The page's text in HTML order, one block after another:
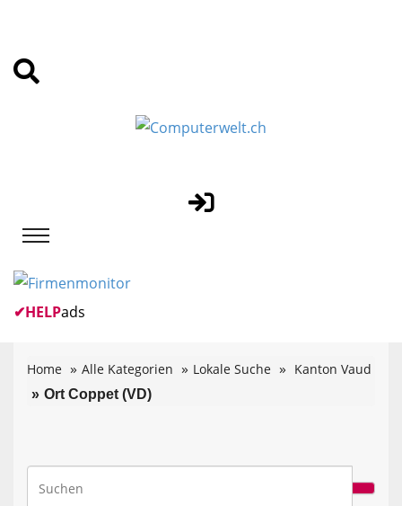
✔HELPads
Home Alle Kategorien Lokale Suche Kanton Vaud
Ort Coppet (VD)